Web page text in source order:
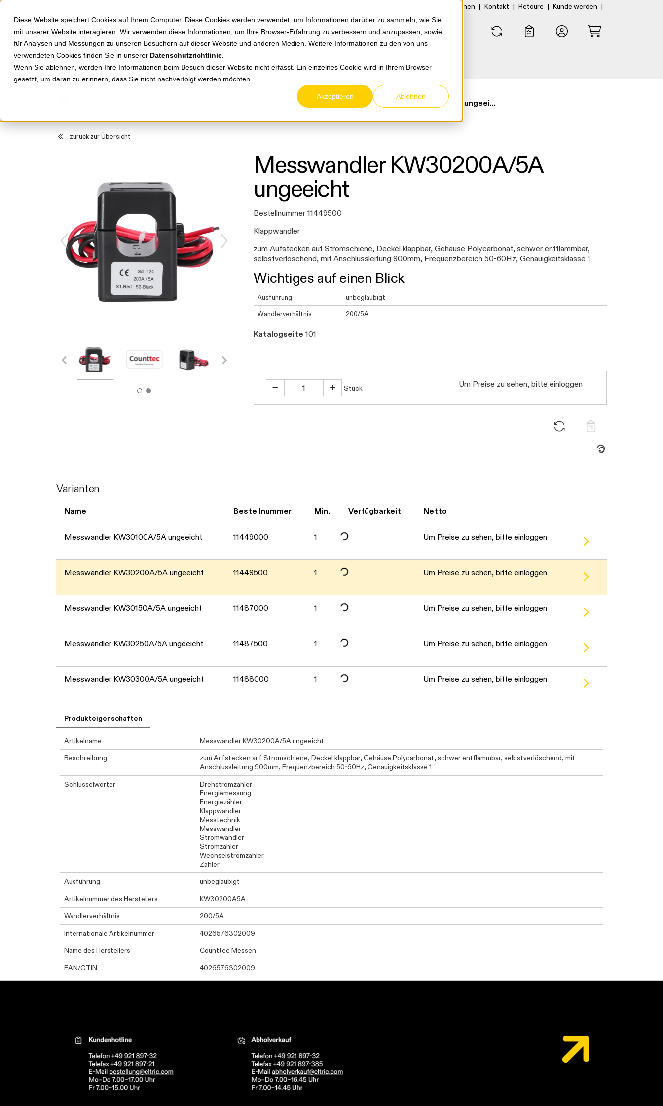
Diese Website speichert Cookies auf Ihrem Computer. Diese Cookies werden verwendet, um Informationen darüber zu sammeln, wie Sie
mit unserer Website interagieren. Wir verwenden diese Informationen, um Ihre Browser-Erfahrung zu verbessern und anzupassen, sowie
für Analysen und Messungen zu unseren Besuchern auf dieser Website und anderen Medien. Weitere Informationen zu den von uns
verwendeten Cookies finden Sie in unserer Datenschutzrichtlinie
Wenn Sie ablehnen, werden Ihre Informationen beim Besuch dieser Website nicht erfasst. Ein einzelnes Cookie wird in Ihrem Browser
gesetzt, um daran zu erinnern, dass Sie nicht nachverfolgt werden möchten.
Akzeptieren Ablehnen
Springe zu Hauptinhalt Ihre Ansprechpartner:innen | Kontakt | Retoure | Kunde werden |
Markenwelten Service & Retouren Karriere Über eltric
Klappwandler Messwandler KW30200A/5A ungeeicht
zurück zur Übersicht
Messwandler KW30200A/5A
ungeeicht
Bestellnummer 11449500
Klappwandler
zum Aufstecken auf Stromschiene, Deckel klappbar, Gehäuse Polycarbonat, schwer entflammbar,
selbstverlöschend, mit Anschlussleitung 900mm, Frequenzbereich 50-60Hz, Genauigkeitsklasse 1
Wichtiges auf einen Blick
Ausführung unbeglaubigt
Wandlerverhältnis 200/5A
Katalogseite 101
Stück Um Preise zu sehen, bitte einloggen
Daten werden
Varianten
Name Bestellnummer Min. Verfügbarkeit Netto
Messwandler KW30100A/5A ungeeicht 11449000 1 Daten werden geladen. Bitte warten...Um Preise zu sehen, bitte einloggen
Messwandler KW30200A/5A ungeeicht 11449500 1 Daten werden geladen. Bitte warten...Um Preise zu sehen, bitte einloggen
Messwandler KW30150A/5A ungeeicht 11487000 1 Daten werden geladen. Bitte warten...Um Preise zu sehen, bitte einloggen
Messwandler KW30250A/5A ungeeicht 11487500 1 Daten werden geladen. Bitte warten...Um Preise zu sehen, bitte einloggen
Messwandler KW30300A/5A ungeeicht 11488000 1 Daten werden geladen. Bitte warten...Um Preise zu sehen, bitte einloggen
Produkteigenschaften
Artikelname
Messwandler KW30200A/5A ungeeicht
Beschreibung
zum Aufstecken auf Stromschiene, Deckel klappbar, Gehäuse Polycarbonat, schwer entflammbar, selbstverlöschend, mit
Anschlussleitung 900mm, Frequenzbereich 50-60Hz, Genauigkeitsklasse 1
Schlüsselwörter
Drehstromzähler
Energiemessung
Energiezähler
Klappwandler
Messtechnik
Messwandler
Stromwandler
Stromzähler
Wechselstromzähler
Zähler
Ausführung
unbeglaubigt
Artikelnummer des Herstellers
KW30200A5A
Wandlerverhältnis
200/5A
Internationale Artikelnummer
4026576302009
Name des Herstellers
Counttec Messen
EAN/GTIN
4026576302009